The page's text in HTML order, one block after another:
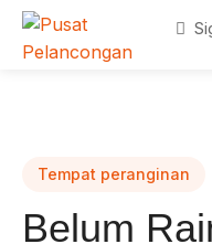
Tempat peranginan
Belum